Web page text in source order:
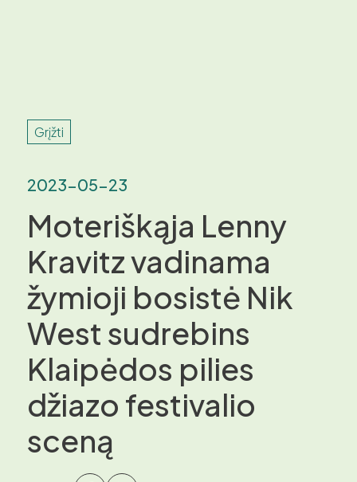
Grįžti
2023-05-23
Moteriškąja Lenny
Kravitz vadinama
žymioji bosistė Nik
West sudrebins
Klaipėdos pilies
džiazo festivalio
sceną